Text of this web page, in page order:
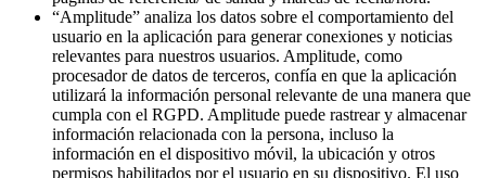
“Amplitude” analiza los datos sobre el comportamiento del
usuario en la aplicación para generar conexiones y noticias
relevantes para nuestros usuarios. Amplitude, como
procesador de datos de terceros, confía en que la aplicación
utilizará la información personal relevante de una manera que
cumpla con el RGPD. Amplitude puede rastrear y almacenar
información relacionada con la persona, incluso la
información en el dispositivo móvil, la ubicación y otros
permisos habilitados por el usuario en su dispositivo. El uso